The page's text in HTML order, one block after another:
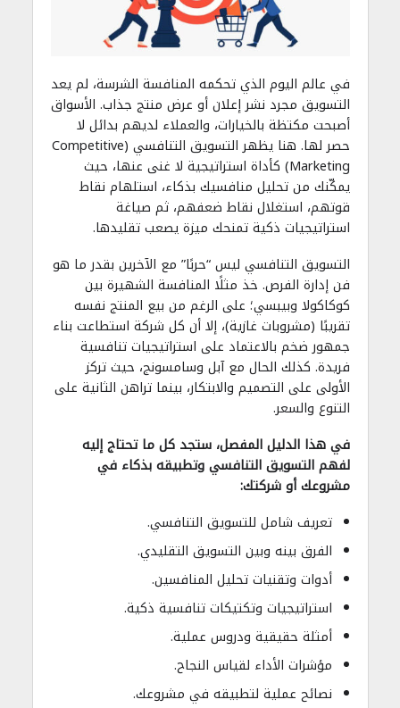
في عالم اليوم الذي تحكمه المنافسة الشرسة، لم يعد
التسويق مجرد نشر إعلان أو عرض منتج جذاب. الأسواق
أصبحت مكتظة بالخيارات، والعملاء لديهم بدائل لا
حصر لها. هنا يظهر التسويق التنافسي (Competitive
Marketing) كأداة استراتيجية لا غنى عنها، حيث
يمكّنك من تحليل منافسيك بذكاء، استلهام نقاط
قوتهم، استغلال نقاط ضعفهم، ثم صياغة
استراتيجيات ذكية تمنحك ميزة يصعب تقليدها.
التسويق التنافسي ليس “حربًا” مع الآخرين بقدر ما هو
فن إدارة الفرص. خذ مثلًا المنافسة الشهيرة بين
كوكاكولا وبيبسي؛ على الرغم من بيع المنتج نفسه
تقريبًا (مشروبات غازية)، إلا أن كل شركة استطاعت بناء
جمهور ضخم بالاعتماد على استراتيجيات تنافسية
فريدة. كذلك الحال مع آبل وسامسونج، حيث تركز
الأولى على التصميم والابتكار، بينما تراهن الثانية على
التنوع والسعر.
في هذا الدليل المفصل، ستجد كل ما تحتاج إليه
لفهم التسويق التنافسي وتطبيقه بذكاء في
مشروعك أو شركتك:
تعريف شامل للتسويق التنافسي.
الفرق بينه وبين التسويق التقليدي.
أدوات وتقنيات تحليل المنافسين.
استراتيجيات وتكتيكات تنافسية ذكية.
أمثلة حقيقية ودروس عملية.
مؤشرات الأداء لقياس النجاح.
نصائح عملية لتطبيقه في مشروعك.